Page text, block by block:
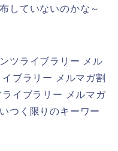
していないのかな～
ツライブラリー メル
ブラリー メルマガ割
イブラリー メルマガ
つく限りのキーワー